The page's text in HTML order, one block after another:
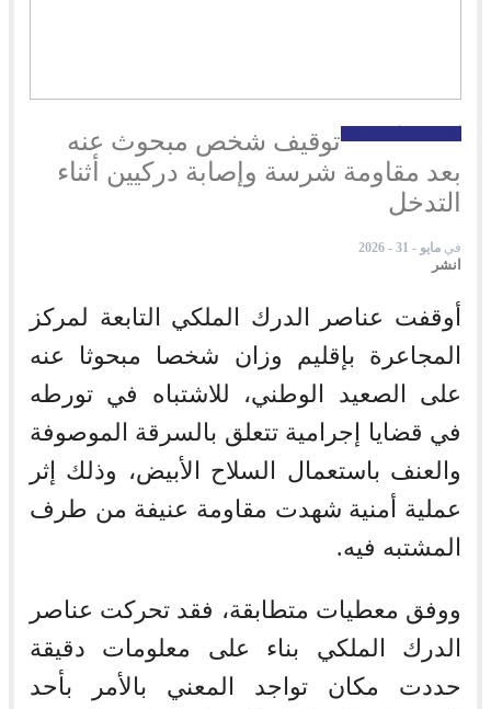
توقيف شخص مبحوث عنه
بعد مقاومة شرسة وإصابة دركيين أثناء
التدخل
في مايو - 31 - 2026
انشر
أوقفت عناصر الدرك الملكي التابعة لمركز
المجاعرة بإقليم وزان شخصا مبحوثا عنه
على الصعيد الوطني، للاشتباه في تورطه
في قضايا إجرامية تتعلق بالسرقة الموصوفة
والعنف باستعمال السلاح الأبيض، وذلك إثر
عملية أمنية شهدت مقاومة عنيفة من طرف
المشتبه فيه.
ووفق معطيات متطابقة، فقد تحركت عناصر
الدرك الملكي بناء على معلومات دقيقة
حددت مكان تواجد المعني بالأمر بأحد